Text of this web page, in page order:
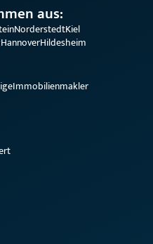
aus:
NorderstedtKiel
HannoverHildesheim
Immobilienmakler